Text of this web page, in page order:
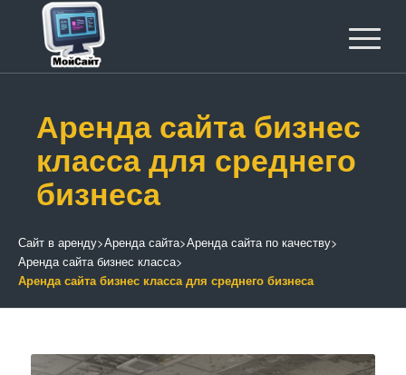
Аренда сайта бизнес
класса для среднего
бизнеса
Сайт в аренду>Аренда сайта>Аренда сайта по качеству>
Аренда сайта бизнес класса>
Аренда сайта бизнес класса для среднего бизнеса